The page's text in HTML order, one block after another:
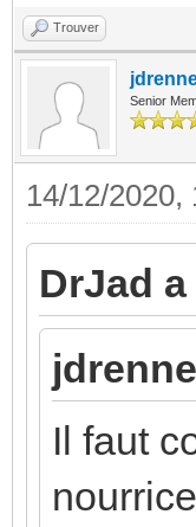
Trouver
Senior
14/12/2020,
DrJad
Il faut